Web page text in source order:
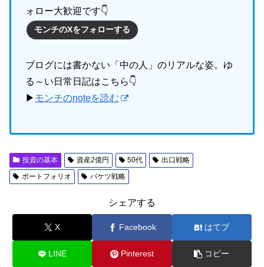
ォロー大歓迎です👇
モンチのXをフォローする
ブログには書かない「中の人」のリアルな姿。ゆ
る～い日常日記はこちら👇
▶ モンチのnoteを読む
投資の基本 資産2億円 50代
出口戦略
ポートフォリオ
バケツ戦略
シェアする
X Facebook はてブ
LINE Pinterest コピー